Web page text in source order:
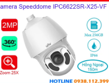
báo động chủ động bằng âm
nhìn ban đêm bằng hồng ngoại
cách 30m